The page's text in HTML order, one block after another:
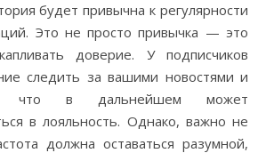
будет привычна к регулярности
Это не просто привычка — это
доверие. У подписчиков
следить за вашими новостями и
что в дальнейшем может
в лояльность. Однако, важно не
должна оставаться разумной,